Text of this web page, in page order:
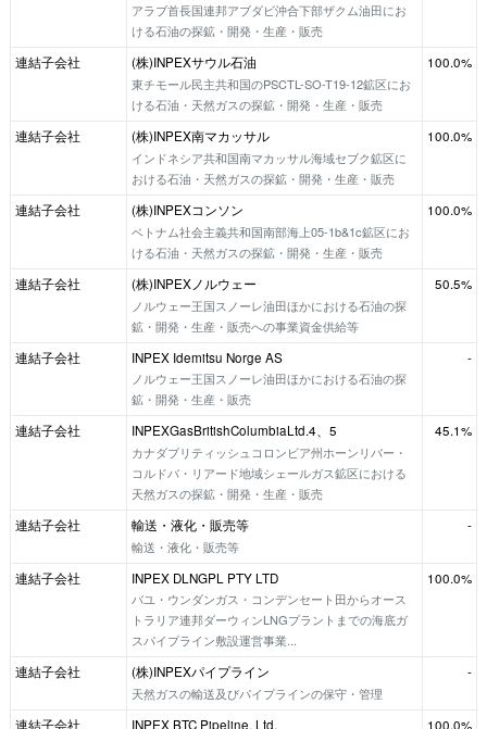
アラブ首長国連邦アブダビ沖合下部ザクム油田にお
ける石油の探鉱・開発・生産・販売
連結子会社
(株)INPEXサウル石油
東チモール民主共和国のPSCTL-SO-T19-12鉱区にお
ける石油・天然ガスの探鉱・開発・生産・販売
100.0%
連結子会社
(株)INPEX南マカッサル
インドネシア共和国南マカッサル海域セブク鉱区に
おける石油・天然ガスの探鉱・開発・生産・販売
100.0%
連結子会社
(株)INPEXコンソン
ベトナム社会主義共和国南部海上05-1b&1c鉱区にお
ける石油・天然ガスの探鉱・開発・生産・販売
100.0%
連結子会社
(株)INPEXノルウェー
ノルウェー王国スノーレ油田ほかにおける石油の探
鉱・開発・生産・販売への事業資金供給等
50.5%
連結子会社
INPEX Idemitsu Norge AS
ノルウェー王国スノーレ油田ほかにおける石油の探
鉱・開発・生産・販売
-
連結子会社
INPEXGasBritishColumbiaLtd.4、5
カナダブリティッシュコロンビア州ホーンリバー・
コルドバ・リアード地域シェールガス鉱区における
天然ガスの探鉱・開発・生産・販売
45.1%
連結子会社
輸送・液化・販売等
輸送・液化・販売等
-
連結子会社
INPEX DLNGPL PTY LTD
バユ・ウンダンガス・コンデンセート田からオース
トラリア連邦ダーウィンLNGプラントまでの海底ガ
スパイプライン敷設運営事業...
100.0%
連結子会社
(株)INPEXパイプライン
天然ガスの輸送及びパイプラインの保守・管理
-
連結子会社
INPEX BTC Pipeline, Ltd.
100.0%